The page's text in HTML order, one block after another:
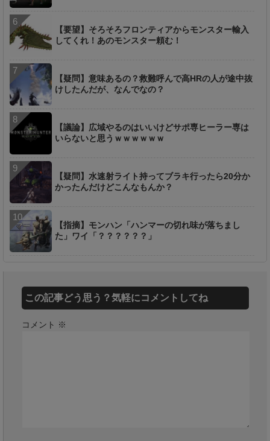
【要望】そろそろフロンティアからモンスター輸入
してくれ！あのモンスター頼む！
【疑問】意味あるの？救難呼んで高HRの人が途中抜
けしたんだが、なんでなの？
【議論】広域やるのはいいけどサポ専ヒーラー専は
いらないと思うｗｗｗｗｗｗ
【疑問】水速射ライト持ってブラキ行ったら20分か
かったんだけどこんなもんか？
【指摘】モンハン「ハンマーの切れ味が落ちまし
た」ワイ「？？？？？？」
この記事どう思う？気軽にコメントしてね
コメント ※